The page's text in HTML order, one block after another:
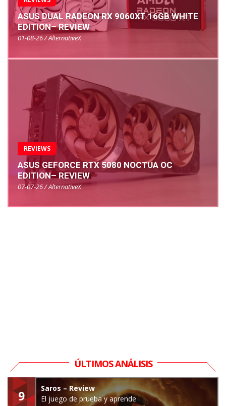
ASUS DUAL RADEON RX 9060XT 16GB WHITE
EDITION– REVIEW
01-08-26 / AlternativeX
REVIEWS
ASUS GEFORCE RTX 5080 NOCTUA OC
EDITION– REVIEW
07-07-26 / AlternativeX
ÚLTIMOS ANÁLISIS
9
Saros – Review
El juego de prueba y aprende